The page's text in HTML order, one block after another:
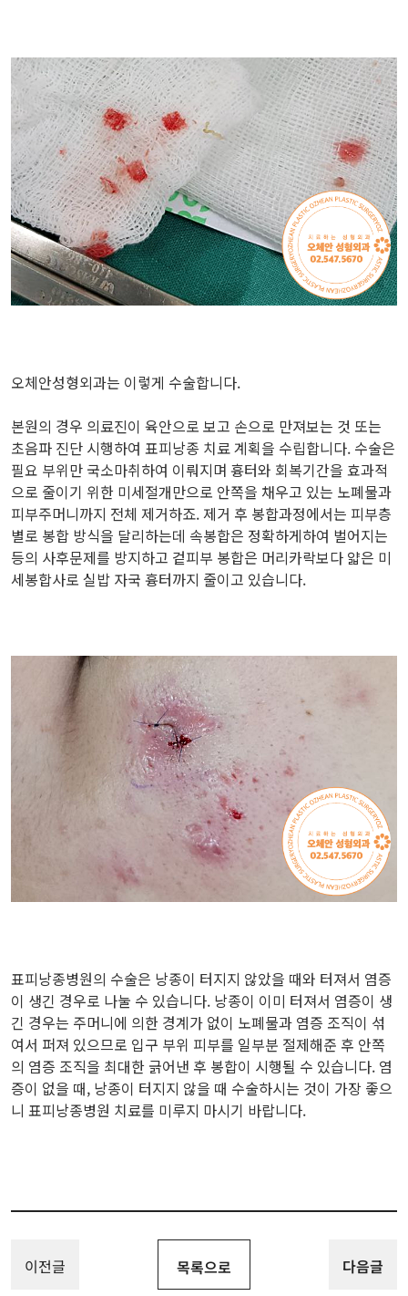
오체안성형외과는 이렇게 수술합니다.
본원의 경우 의료진이 육안으로 보고 손으로 만져보는 것 또는
초음파 진단 시행하여 표피낭종 치료 계획을 수립합니다. 수술은
필요 부위만 국소마취하여 이뤄지며 흉터와 회복기간을 효과적
으로 줄이기 위한 미세절개만으로 안쪽을 채우고 있는 노폐물과
피부주머니까지 전체 제거하죠. 제거 후 봉합과정에서는 피부층
별로 봉합 방식을 달리하는데 속봉합은 정확하게하여 벌어지는
등의 사후문제를 방지하고 겉피부 봉합은 머리카락보다 얇은 미
세봉합사로 실밥 자국 흉터까지 줄이고 있습니다.
표피낭종병원의 수술은 낭종이 터지지 않았을 때와 터져서 염증
이 생긴 경우로 나눌 수 있습니다. 낭종이 이미 터져서 염증이 생
긴 경우는 주머니에 의한 경계가 없이 노폐물과 염증 조직이 섞
여서 퍼져 있으므로 입구 부위 피부를 일부분 절제해준 후 안쪽
의 염증 조직을 최대한 긁어낸 후 봉합이 시행될 수 있습니다. 염
증이 없을 때, 낭종이 터지지 않을 때 수술하시는 것이 가장 좋으
니 표피낭종병원 치료를 미루지 마시기 바랍니다.
이전글 목록으로 다음글